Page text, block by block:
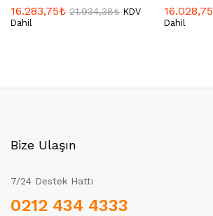
16.283,75₺ 21.934,38₺ KDV
Dahil
16.028,75
Dahil
Bize Ulaşın
7/24 Destek Hattı
0212 434 4333